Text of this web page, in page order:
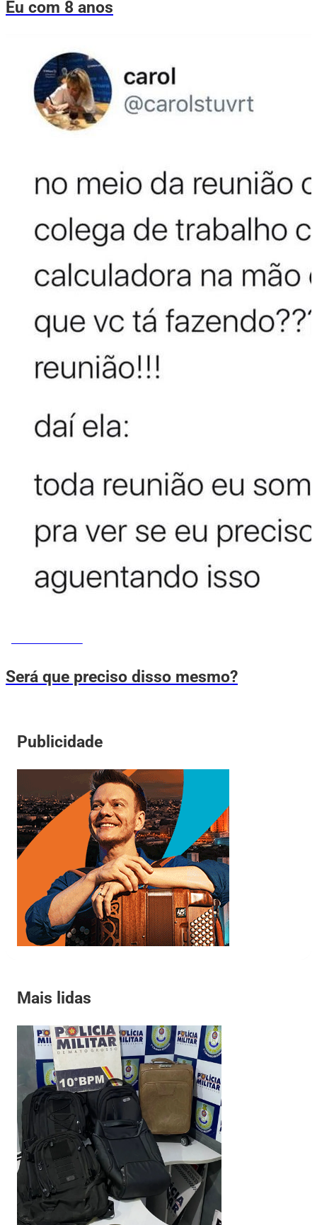
Eu com 8 anos
Será que preciso disso mesmo?
Publicidade
Mais lidas